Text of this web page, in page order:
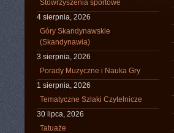
Stowrzyszenia sportowe
4 sierpnia, 2026
Góry Skandynawskie
(Skandynawia)
3 sierpnia, 2026
Porady Muzyczne i Nauka Gry
1 sierpnia, 2026
Tematyczne Szlaki Czytelnicze
30 lipca, 2026
Tatuaże